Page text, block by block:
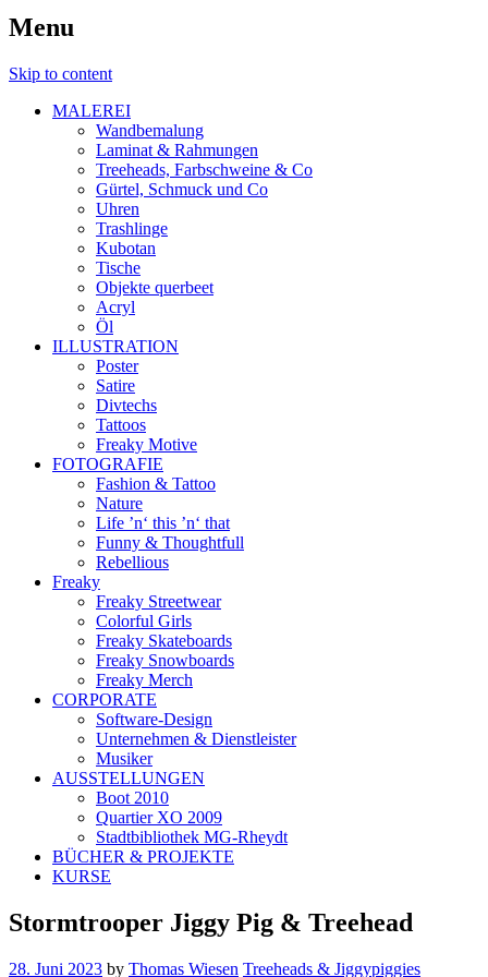
Menu
Skip to content
MALEREI
Wandbemalung
Laminat & Rahmungen
Treeheads, Farbschweine & Co
Gürtel, Schmuck und Co
Uhren
Trashlinge
Kubotan
Tische
Objekte querbeet
Acryl
Öl
ILLUSTRATION
Poster
Satire
Divtechs
Tattoos
Freaky Motive
FOTOGRAFIE
Fashion & Tattoo
Nature
Life ’n‘ this ’n‘ that
Funny & Thoughtfull
Rebellious
Freaky
Freaky Streetwear
Colorful Girls
Freaky Skateboards
Freaky Snowboards
Freaky Merch
CORPORATE
Software-Design
Unternehmen & Dienstleister
Musiker
AUSSTELLUNGEN
Boot 2010
Quartier XO 2009
Stadtbibliothek MG-Rheydt
BÜCHER & PROJEKTE
KURSE
Stormtrooper Jiggy Pig & Treehead
28. Juni 2023 by Thomas Wiesen Treeheads & Jiggypiggies